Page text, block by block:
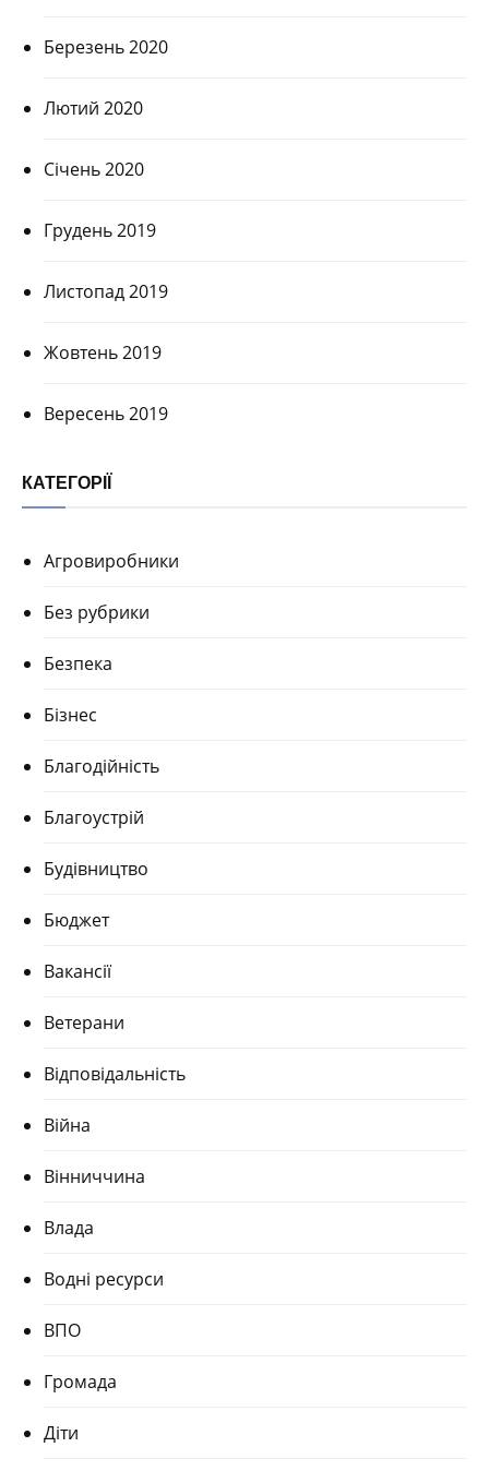
Березень 2020
Лютий 2020
Січень 2020
Грудень 2019
Листопад 2019
Жовтень 2019
Вересень 2019
КАТЕГОРІЇ
Агровиробники
Без рубрики
Безпека
Бізнес
Благодійність
Благоустрій
Будівництво
Бюджет
Вакансії
Ветерани
Відповідальність
Війна
Вінниччина
Влада
Водні ресурси
ВПО
Громада
Діти